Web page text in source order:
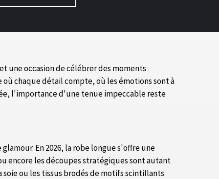
une occasion de célébrer des moments
où chaque détail compte, où les émotions sont à
l'importance d'une tenue impeccable reste
En 2026, la robe longue s'offre une
encore les découpes stratégiques sont autant
ou les tissus brodés de motifs scintillants